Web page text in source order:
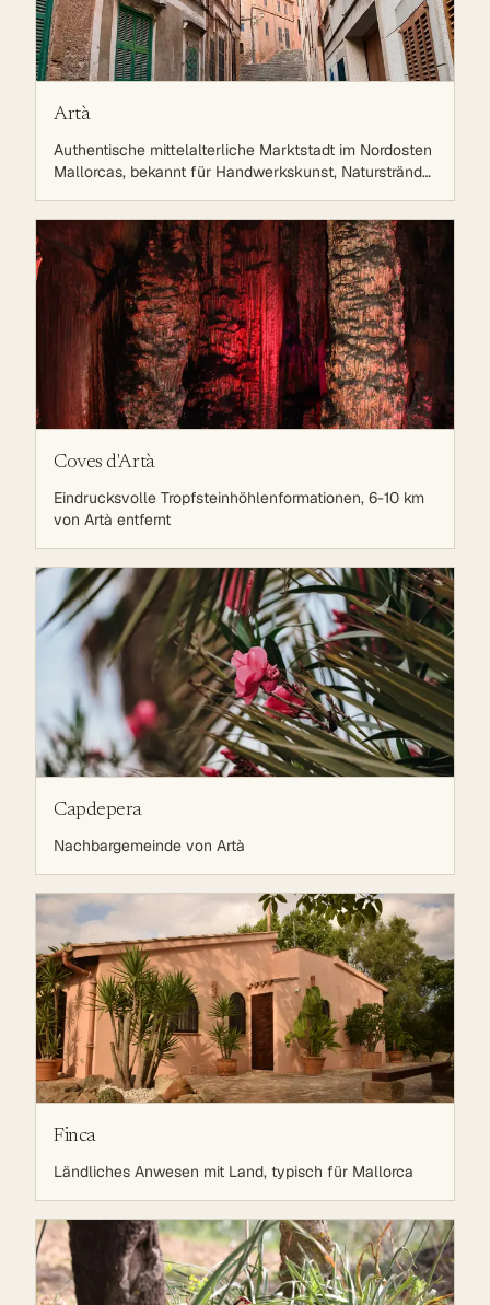
Artà
Authentische mittelalterliche Marktstadt im Nordosten
Mallorcas, bekannt für Handwerkskunst, Naturstrände
entfernt, umgeben von Bergen und Llevant Natural
Park
Coves d'Artà
Eindrucksvolle Tropfsteinhöhlenformationen, 6-10 km
von Artà entfernt
Capdepera
Nachbargemeinde von Artà
Finca
Ländliches Anwesen mit Land, typisch für Mallorca